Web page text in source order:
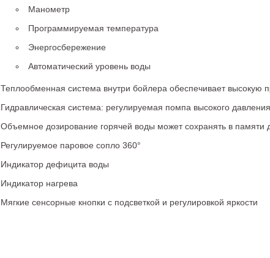
Манометр
Программируемая температура
Энергосбережение
Автоматический уровень воды
Теплообменная система внутри бойлера обеспечивает высокую
Гидравлическая система: регулируемая помпа высокого давления
Объемное дозирование горячей воды может сохранять в памяти
Регулируемое паровое сопло 360°
Индикатор дефицита воды
Индикатор нагрева
Мягкие сенсорные кнопки с подсветкой и регулировкой яркости